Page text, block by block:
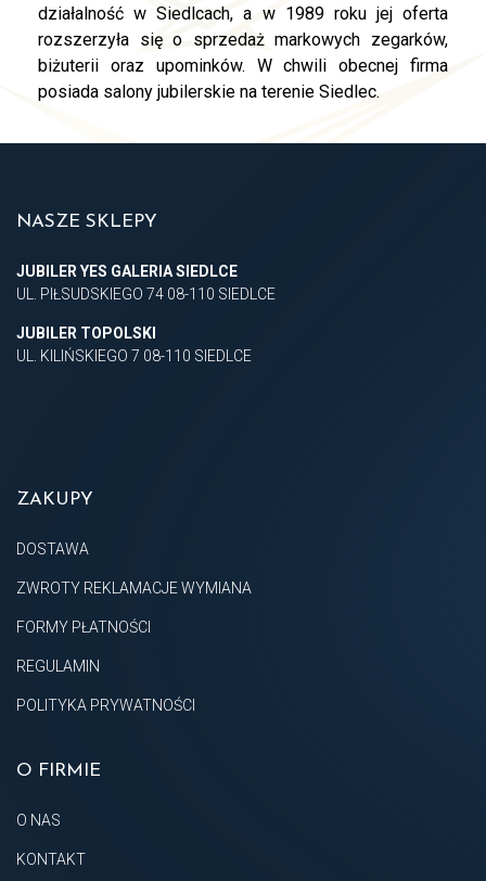
działalność w Siedlcach, a w 1989 roku jej oferta
rozszerzyła się o sprzedaż markowych zegarków,
biżuterii oraz upominków. W chwili obecnej firma
posiada salony jubilerskie na terenie Siedlec.
NASZE SKLEPY
JUBILER YES GALERIA SIEDLCE
UL. PIŁSUDSKIEGO 74 08-110 SIEDLCE
JUBILER TOPOLSKI
UL. KILIŃSKIEGO 7 08-110 SIEDLCE
ZAKUPY
DOSTAWA
ZWROTY REKLAMACJE WYMIANA
FORMY PŁATNOŚCI
REGULAMIN
POLITYKA PRYWATNOŚCI
O FIRMIE
O NAS
KONTAKT